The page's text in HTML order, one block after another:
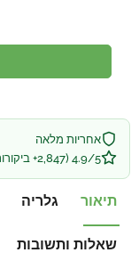
אחריות מלאה
4.9/5 (2,847+ ביקורות)
תיאור גלריה
שאלות ותשובות